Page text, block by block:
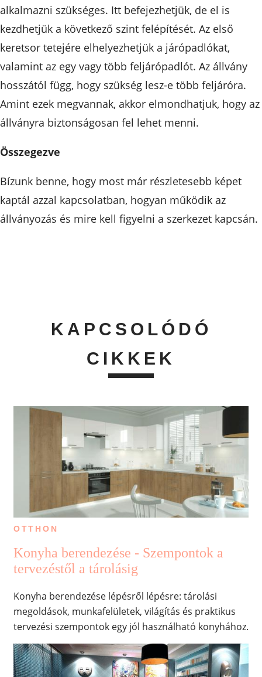
alkalmazni szükséges. Itt befejezhetjük, de el is
kezdhetjük a következő szint felépítését. Az első
keretsor tetejére elhelyezhetjük a járópadlókat,
valamint az egy vagy több feljárópadlót. Az állvány
hosszától függ, hogy szükség lesz-e több feljáróra.
Amint ezek megvannak, akkor elmondhatjuk, hogy az
állványra biztonságosan fel lehet menni.
Összegezve
Bízunk benne, hogy most már részletesebb képet
kaptál azzal kapcsolatban, hogyan működik az
állványozás és mire kell figyelni a szerkezet kapcsán.
KAPCSOLÓDÓ
CIKKEK
OTTHON
Konyha berendezése - Szempontok a
tervezéstől a tárolásig
Konyha berendezése lépésről lépésre: tárolási
megoldások, munkafelületek, világítás és praktikus
tervezési szempontok egy jól használható konyhához.